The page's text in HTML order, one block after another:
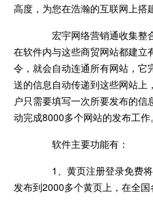
高度，为您在浩瀚的互联网上搭
宏宇网络营销通收集整
在软件内与这些商贸网站都建立
令，就会自动连通所有网站，它
送的信息自动传递到这些网站上
户只需要填写一次所要发布的信
动完成8000多个网站的发布工作。
软件主要功能有：
1、黄页注册登录免费将
发布到2000多个黄页上，在全国